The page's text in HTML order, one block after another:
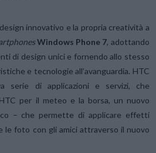
innovativo e la propria creatività a
Windows Phone 7, adottando
di design unici e fornendo allo stesso
e tecnologie all’avanguardia. HTC
serie di applicazioni e servizi, che
per il meteo e la borsa, un nuovo
– che permette di applicare effetti
le foto con gli amici attraverso il nuovo